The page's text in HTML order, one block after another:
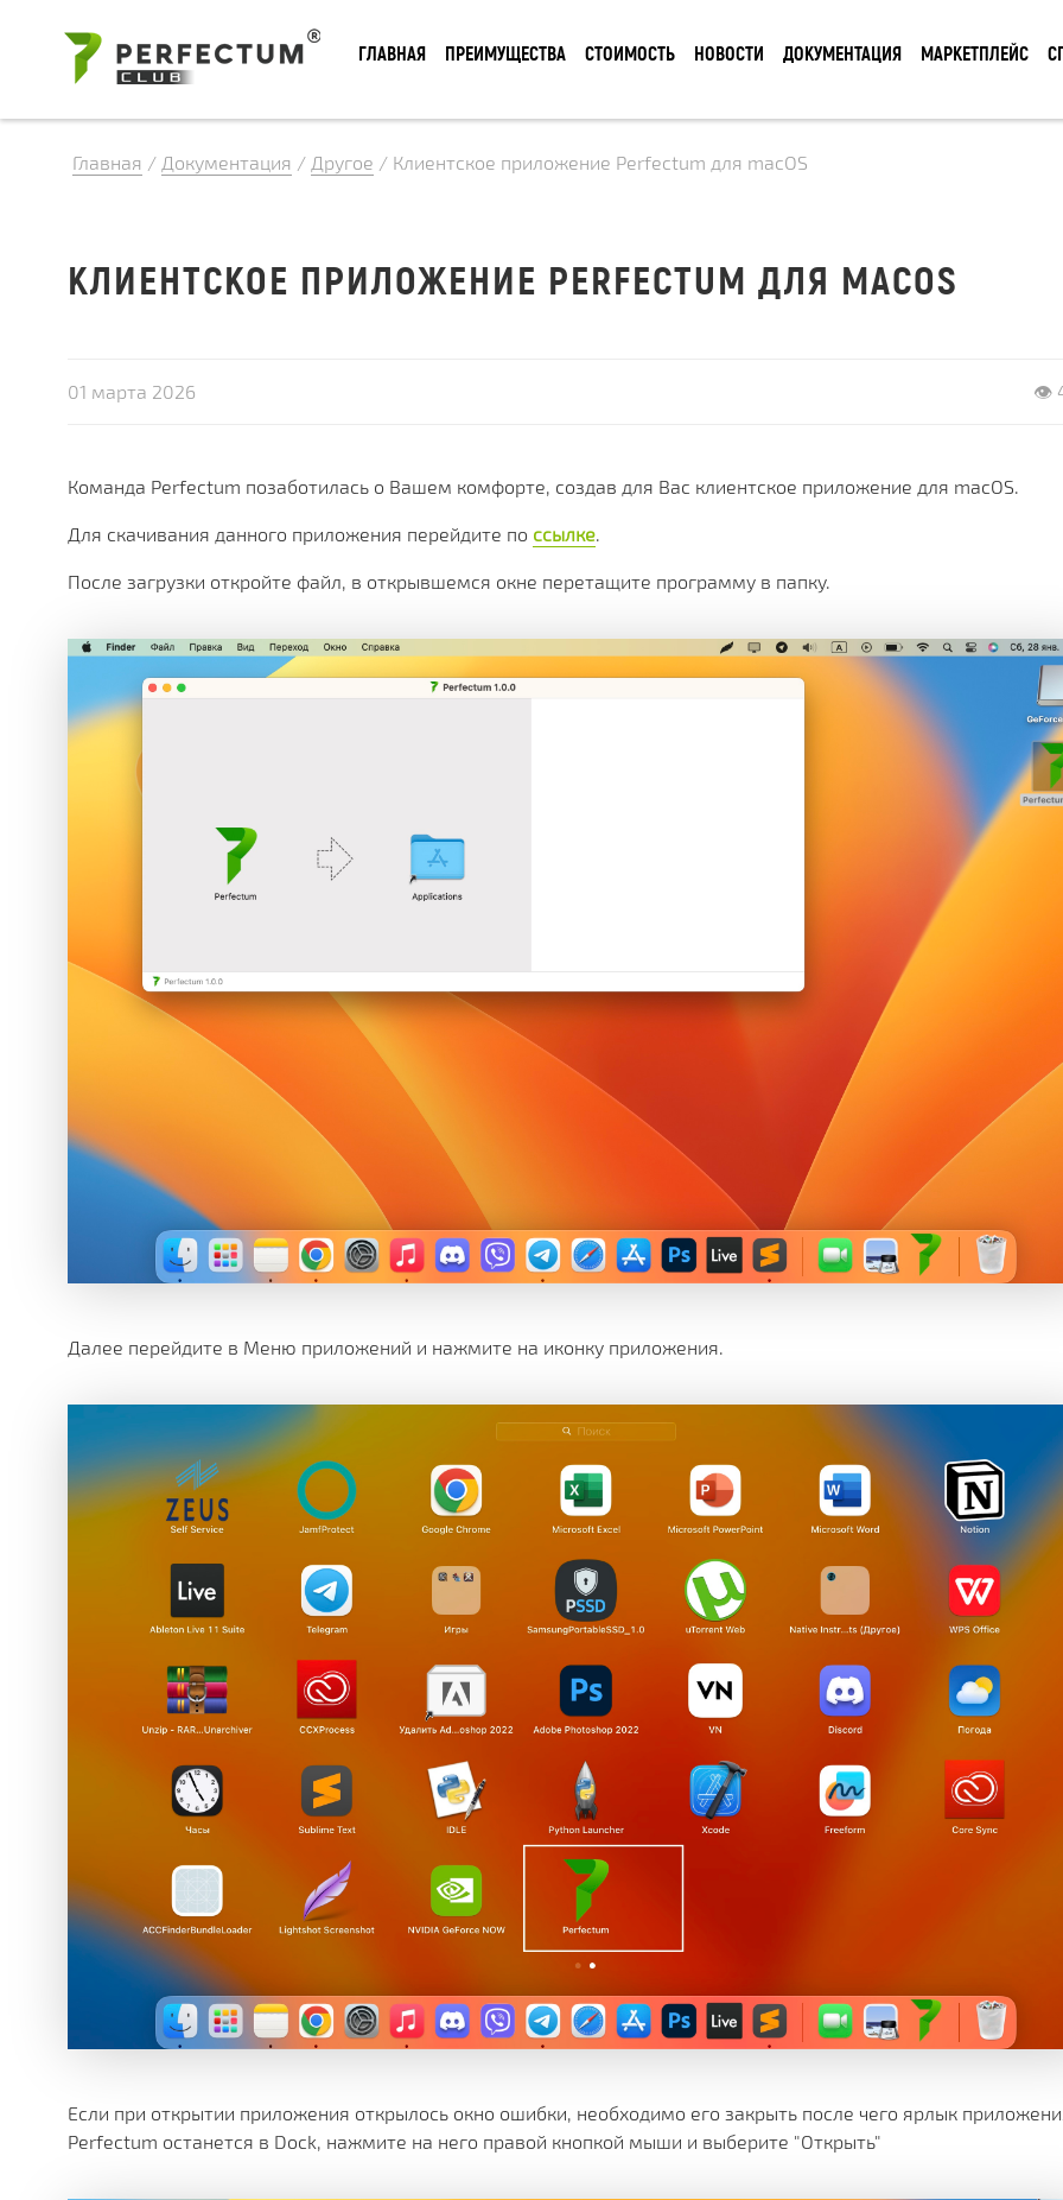
ГЛАВНАЯ ПРЕИМУЩЕСТВА СТОИМОСТЬ НОВОСТИ ДОКУМЕНТАЦИЯ МАРКЕТПЛЕЙС
Главная / Документация / Другое / Клиентское приложение Perfectum для macOS
КЛИЕНТСКОЕ ПРИЛОЖЕНИЕ PERFECTUM ДЛЯ MACOS
01 марта 2026 👁
Команда Perfectum позаботилась о Вашем комфорте, создав для Вас клиентское приложение для macOS.
Для скачивания данного приложения перейдите по ссылке.
После загрузки откройте файл, в открывшемся окне перетащите программу в папку.
Далее перейдите в Меню приложений и нажмите на иконку приложения.
Если при открытии приложения открылось окно ошибки, необходимо его закрыть после чего ярлык
Perfectum останется в Dock, нажмите на него правой кнопкой мыши и выберите "Открыть"